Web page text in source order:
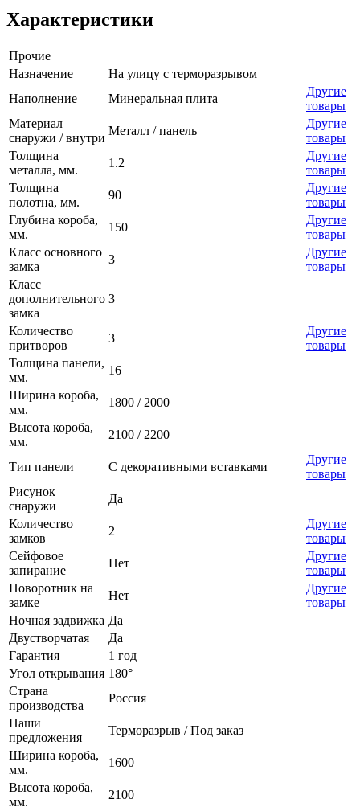
Характеристики
Прочие
Назначение
На улицу с терморазрывом
Наполнение
Минеральная плита
Другие
товары
Материал
снаружи / внутри
Металл / панель
Другие
товары
Толщина
металла, мм.
1.2
Другие
товары
Толщина
полотна, мм.
90
Другие
товары
Глубина короба,
мм.
150
Другие
товары
Класс основного
замка
3
Другие
товары
Класс
дополнительного
замка
3
Количество
притворов
3
Другие
товары
Толщина панели,
мм.
16
Ширина короба,
мм.
1800 / 2000
Высота короба,
мм.
2100 / 2200
Тип панели С декоративными вставками
Другие
товары
Рисунок
снаружи
Да
Количество
замков
2
Другие
товары
Сейфовое
запирание
Нет
Другие
товары
Поворотник на
замке
Нет
Другие
товары
Ночная задвижка Да
Двустворчатая
Да
Гарантия
1 год
Угол открывания 180°
Страна
производства
Россия
Наши
предложения
Терморазрыв / Под заказ
Ширина короба,
мм.
1600
Высота короба,
мм.
2100